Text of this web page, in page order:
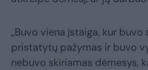
„Buvo viena įstaiga, kur
pristatytų pažymas ir buvo
nebuvo skiriamas dėmesys,